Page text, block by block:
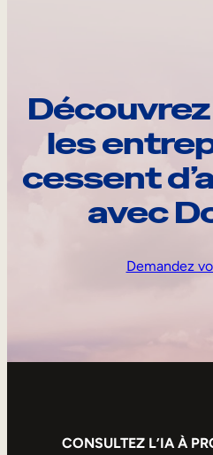
les
cessent
avec
Demandez
CONSULTEZ L’IA À